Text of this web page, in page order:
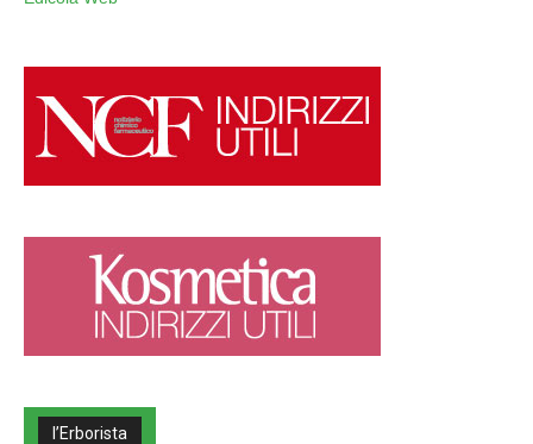
l’Erborista